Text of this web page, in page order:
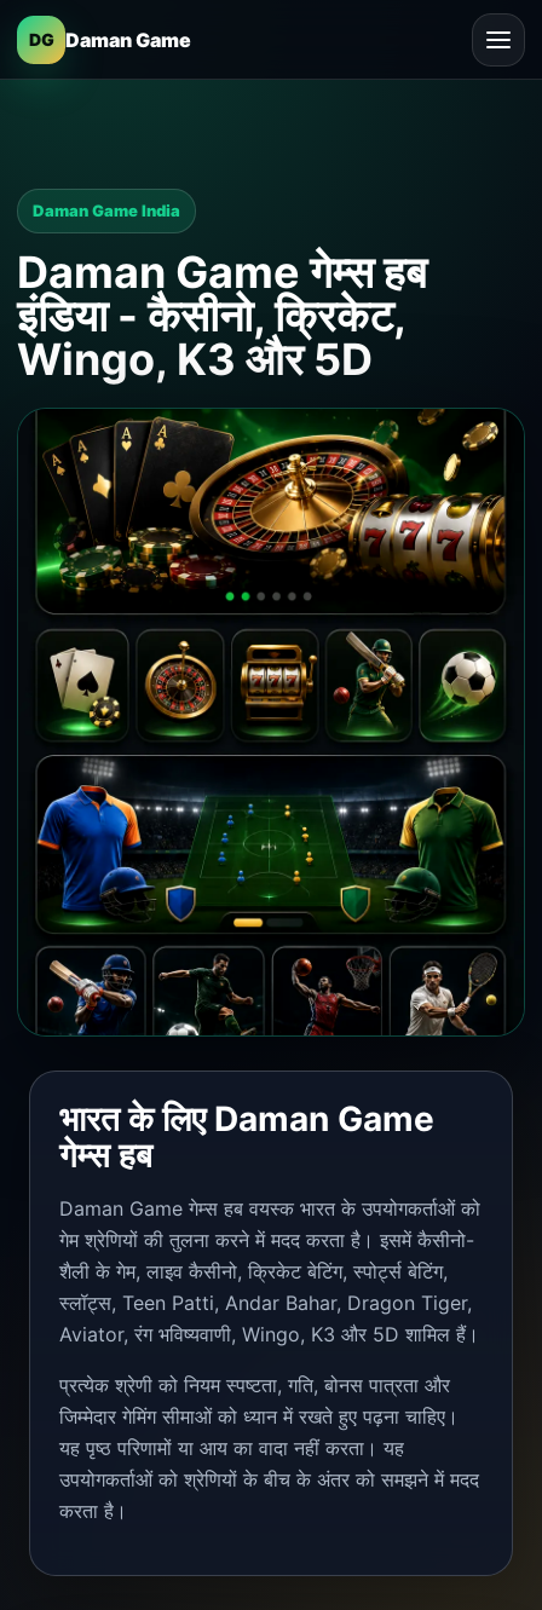
DG Daman Game
Daman Game India
Daman Game गेम्स हब
इंडिया - कैसीनो, क्रिकेट,
Wingo, K3 और 5D
भारत के लिए Daman Game
गेम्स हब
Daman Game गेम्स हब वयस्क भारत के उपयोगकर्ताओं को
गेम श्रेणियों की तुलना करने में मदद करता है। इसमें कैसीनो-
शैली के गेम, लाइव कैसीनो, क्रिकेट बेटिंग, स्पोर्ट्स बेटिंग,
स्लॉट्स, Teen Patti, Andar Bahar, Dragon Tiger,
Aviator, रंग भविष्यवाणी, Wingo, K3 और 5D शामिल हैं।
प्रत्येक श्रेणी को नियम स्पष्टता, गति, बोनस पात्रता और
जिम्मेदार गेमिंग सीमाओं को ध्यान में रखते हुए पढ़ना चाहिए।
यह पृष्ठ परिणामों या आय का वादा नहीं करता। यह
उपयोगकर्ताओं को श्रेणियों के बीच के अंतर को समझने में मदद
करता है।